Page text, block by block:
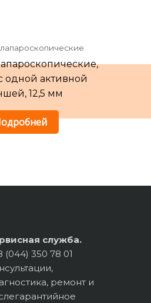
одной активной
12,5 мм
служба.
(044) 350 78 01
ремонт и